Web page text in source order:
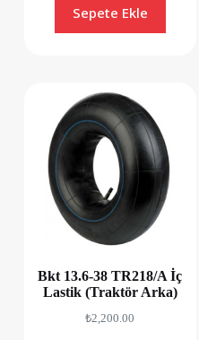
Sepete Ekle
Bkt 13.6-38 TR218/A İç
Lastik (Traktör Arka)
₺2,200.00